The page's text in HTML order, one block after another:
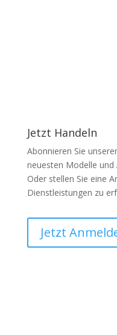
Jetzt Handeln
Abonnieren Sie
neuesten Modelle
Oder stellen Sie eine
Dienstleistungen zu
Jetzt